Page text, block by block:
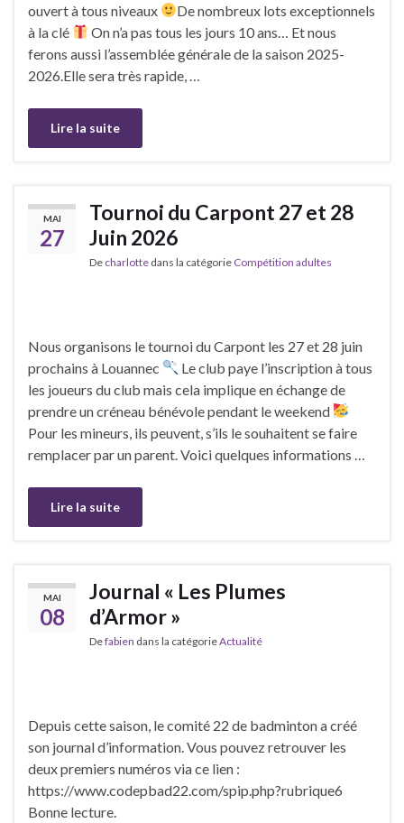
ouvert à tous niveaux
De nombreux lots exceptionnels
à la clé
On n’a pas tous les jours 10 ans… Et nous
ferons aussi l’assemblée générale de la saison 2025-
2026.Elle sera très rapide, …
Lire la suite
MAI
27
Tournoi du Carpont 27 et 28
Juin 2026
De charlotte dans la catégorie Compétition adultes
Nous organisons le tournoi du Carpont les 27 et 28 juin
prochains à Louannec
Le club paye l’inscription à tous
les joueurs du club mais cela implique en échange de
prendre un créneau bénévole pendant le weekend
Pour les mineurs, ils peuvent, s’ils le souhaitent se faire
remplacer par un parent. Voici quelques informations …
Lire la suite
MAI
08
Journal « Les Plumes
d’Armor »
Defabien dans la catégorieActualité
Depuis cette saison, le comité 22 de badminton a créé
son journal d’information. Vous pouvez retrouver les
deux premiers numéros via ce lien :
https://www.codepbad22.com/spip.php?rubrique6
Bonne lecture.